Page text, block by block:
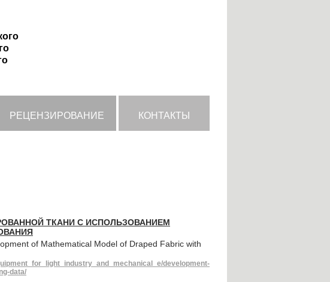
РЕЦЕНЗИРОВАНИЕ КОНТАКТЫ
ТКАНИ С ИСПОЛЬЗОВАНИЕМ
of Mathematical Model of Draped Fabric with
development-
data/